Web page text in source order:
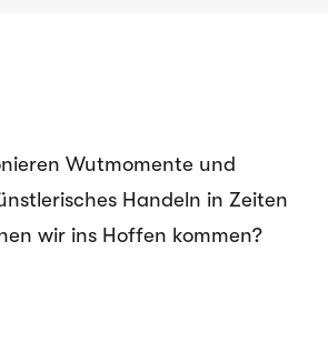
Wutmomente und
Handeln in Zeiten
wir ins Hoffen kommen?